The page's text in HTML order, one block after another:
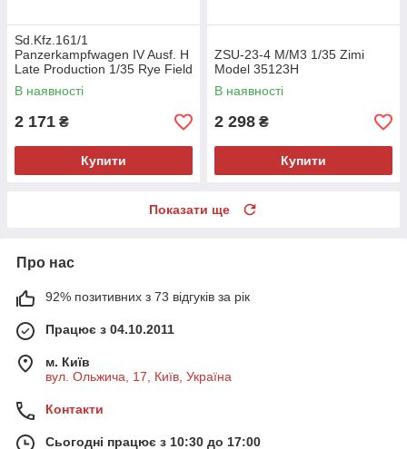
Sd.Kfz.161/1
Panzerkampfwagen IV Ausf. H
Late Production 1/35 Rye Field
Model 5127
В наявності
2 171 ₴
Купити
ZSU-23-4 M/M3 1/35 Zimi
Model 35123H
В наявності
2 298 ₴
Купити
Показати ще
Про нас
92% позитивних з 73 відгуків за рік
Працює з 04.10.2011
м. Київ
вул. Ольжича, 17, Київ, Україна
Контакти
Сьогодні працює з 10:30 до 17:00